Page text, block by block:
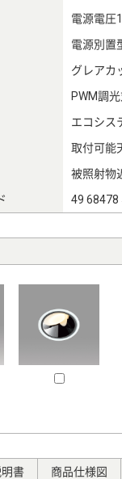
電源電圧
電源別置
グレアカ
PWM調
エコシス
取付可能
被照射物
49 68478
書
商品仕様図